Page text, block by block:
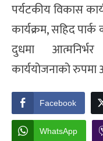
पर्यटकीय विकास
कार्यक्रम, सहिद
दुधमा
कार्ययोजनाको रुपमा
Facebook
WhatsApp